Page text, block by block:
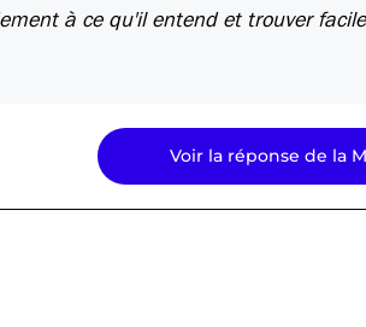
à ce qu'il entend et trouver
Voir la réponse de la